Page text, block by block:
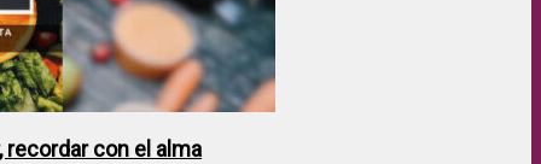
recordar con el alma